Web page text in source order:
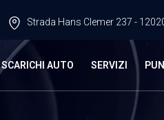
Strada Hans Clemer 237 -
SCARICHI AUTO SERVIZI